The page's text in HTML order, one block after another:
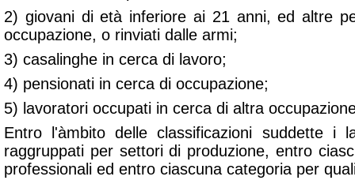
2) giovani di età inferiore ai 21 anni, ed altre
occupazione, o rinviati dalle armi;
3) casalinghe in cerca di lavoro;
4) pensionati in cerca di occupazione;
5) lavoratori occupati in cerca di altra
Entro l'àmbito delle classificazioni suddette i
raggruppati per settori di produzione, entro
professionali ed entro ciascuna categoria per